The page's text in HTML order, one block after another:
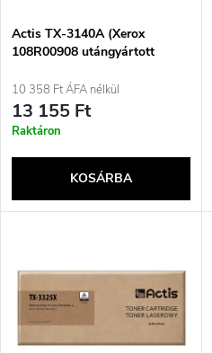
e
k
r
n
d
e
é
k
e
k
l
s
t
Actis TX-3140A (Xerox
108R00908 utángyártott
fekete)
10 358 Ft ÁFA nélkül
13 155 Ft
Raktáron
KOSÁRBA